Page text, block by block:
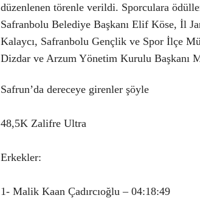
düzenlenen törenle verildi. Sporculara
Safranbolu Belediye Başkanı Elif Köse, İl
Kalaycı, Safranbolu Gençlik ve Spor İlçe
Dizdar ve Arzum Yönetim Kurulu Başkanı
Safrun’da dereceye girenler şöyle
48,5K Zalifre Ultra
Erkekler:
1- Malik Kaan Çadırcıoğlu – 04:18:49